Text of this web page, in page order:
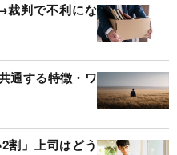
裁判で不利にな
通する特徴・ワ
割」上司はどう